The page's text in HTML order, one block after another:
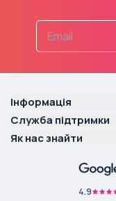
Інформація
Служба підтримки
Як нас знайти
4.9